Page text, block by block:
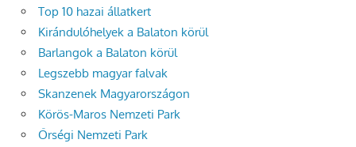
Top 10 hazai állatkert
Kirándulóhelyek a Balaton körül
Barlangok a Balaton körül
Legszebb magyar falvak
Skanzenek Magyarországon
Körös-Maros Nemzeti Park
Őrségi Nemzeti Park